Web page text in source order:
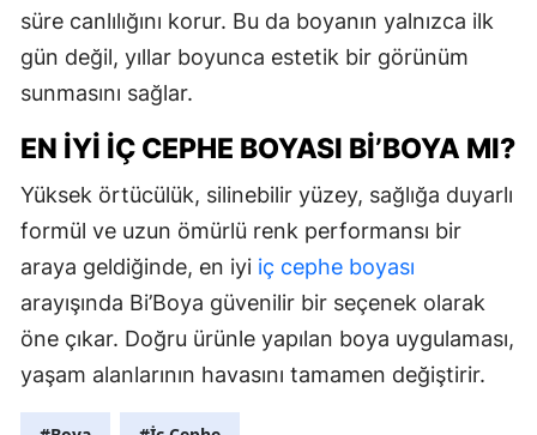
süre canlılığını korur. Bu da boyanın yalnızca ilk
gün değil, yıllar boyunca estetik bir görünüm
sunmasını sağlar.
EN İYI İÇ CEPHE BOYASI BI’BOYA MI?
Yüksek örtücülük, silinebilir yüzey, sağlığa duyarlı
formül ve uzun ömürlü renk performansı bir
araya geldiğinde, en iyi iç cephe boyası
arayışında Bi’Boya güvenilir bir seçenek olarak
öne çıkar. Doğru ürünle yapılan boya uygulaması,
yaşam alanlarının havasını tamamen değiştirir.